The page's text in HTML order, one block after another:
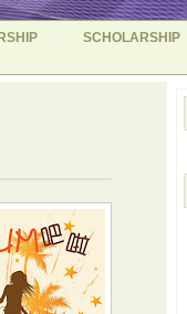
SCHOLARSHIP